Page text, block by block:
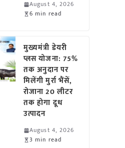
August 4, 2026
6 min read
मुख्यमंत्री डेयरी
प्लस योजना: 75%
तक अनुदान पर
मिलेंगी मुर्रा भैंसें,
रोजाना 20 लीटर
तक होगा दूध
उत्पादन
August 4, 2026
3 min read